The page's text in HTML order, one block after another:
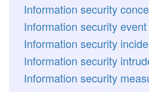
Information security
Information security event
Information security
Information security
Information security